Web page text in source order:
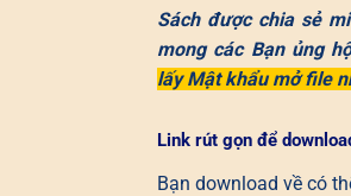
Sách được chia sẻ
mong các Bạn ủng
lấy Mật khẩu mở file
Link rút gọn để
Bạn download về có